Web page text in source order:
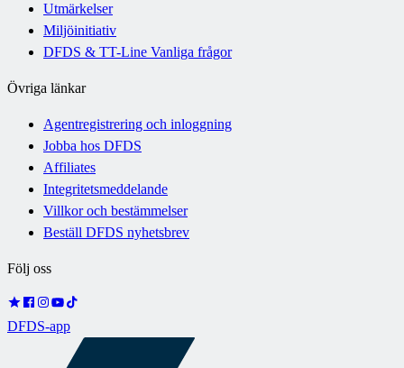
Utmärkelser
Miljöinitiativ
DFDS & TT-Line Vanliga frågor
Övriga länkar
Agentregistrering och inloggning
Jobba hos DFDS
Affiliates
Integritetsmeddelande
Villkor och bestämmelser
Beställ DFDS nyhetsbrev
Följ oss
DFDS-app